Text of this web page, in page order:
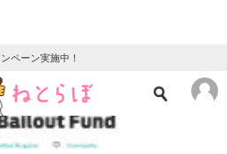
ペーン実施中！
ニュース